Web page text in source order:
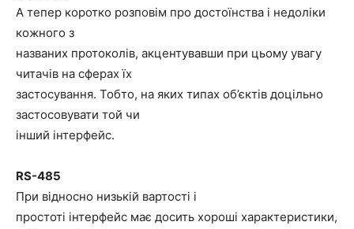
А тепер коротко розповім про достоїнства і недоліки
кожного з
названих протоколів, акцентувавши при цьому увагу
читачів на сферах їх
застосування. Тобто, на яких типах об’єктів доцільно
застосовувати той чи
інший інтерфейс.
RS-485
При відносно низькій вартості і
простоті інтерфейс має досить хороші характеристики,